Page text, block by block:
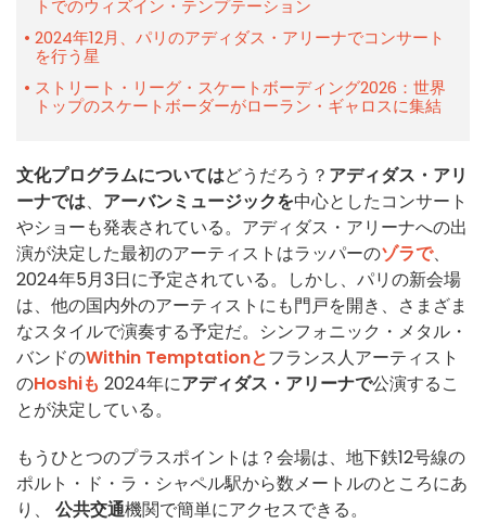
トでのウィズイン・テンプテーション
2024年12月、パリのアディダス・アリーナでコンサート
を行う星
ストリート・リーグ・スケートボーディング2026：世界
トップのスケートボーダーがローラン・ギャロスに集結
文化プログラムについてはどうだろう？ アディダス・アリ
ーナでは、 アーバンミュージックを中心としたコンサート
やショーも発表されている。アディダス・アリーナへの出
演が決定した最初のアーティストはラッパーのゾラで、
2024年5月3日に予定されている。しかし、パリの新会場
は、他の国内外のアーティストにも門戸を開き、さまざま
なスタイルで演奏する予定だ。シンフォニック・メタル・
バンドのWithin Temptationとフランス人アーティスト
のHoshiも 2024年にアディダス・アリーナで公演するこ
とが決定している。
もうひとつのプラスポイントは？会場は、地下鉄12号線の
ポルト・ド・ラ・シャペル駅から数メートルのところにあ
り、
公共交通機関で簡単にアクセスできる。